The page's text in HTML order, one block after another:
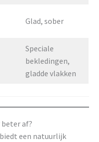
Glad, sober
Speciale
bekledingen,
gladde vlakken
af?
een natuurlijk